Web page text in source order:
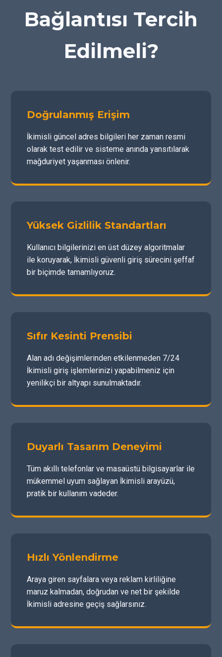
Bağlantısı Tercih
Edilmeli?
Doğrulanmış Erişim
İkimisli güncel adres bilgileri her zaman resmi
olarak test edilir ve sisteme anında yansıtılarak
mağduriyet yaşanması önlenir.
Yüksek Gizlilik Standartları
Kullanıcı bilgilerinizi en üst düzey algoritmalar
ile koruyarak, İkimisli güvenli giriş sürecini şeffaf
bir biçimde tamamlıyoruz.
Sıfır Kesinti Prensibi
Alan adı değişimlerinden etkilenmeden 7/24
İkimisli giriş işlemlerinizi yapabilmeniz için
yenilikçi bir altyapı sunulmaktadır.
Duyarlı Tasarım Deneyimi
Tüm akıllı telefonlar ve masaüstü bilgisayarlar ile
mükemmel uyum sağlayan İkimisli arayüzü,
pratik bir kullanım vadeder.
Hızlı Yönlendirme
Araya giren sayfalara veya reklam kirliliğine
maruz kalmadan, doğrudan ve net bir şekilde
İkimisli adresine geçiş sağlarsınız.